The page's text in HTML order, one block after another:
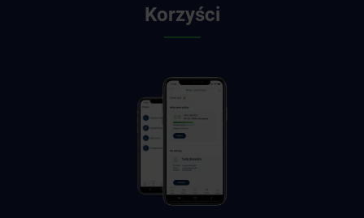
Korzyści